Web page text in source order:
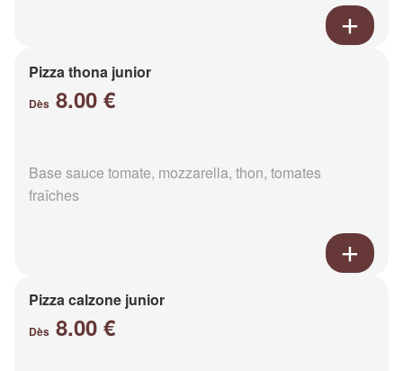
Pizza thona junior
Dès 8.00 €
Base sauce tomate, mozzarella, thon, tomates
fraîches
Pizza calzone junior
Dès 8.00 €